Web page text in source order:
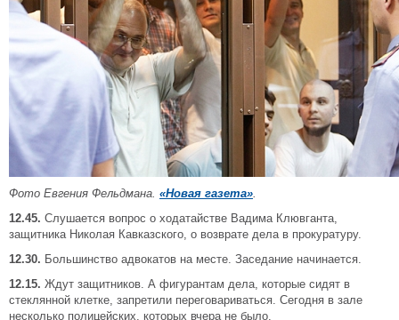
Фото Евгения Фельдмана. «Новая газета».
12.45. Слушается вопрос о ходатайстве Вадима Клювганта,
защитника Николая Кавказского, о возврате дела в прокуратуру.
12.30. Большинство адвокатов на месте. Заседание начинается.
12.15. Ждут защитников. А фигурантам дела, которые сидят в
стеклянной клетке, запретили переговариваться. Сегодня в зале
несколько полицейских, которых вчера не было.